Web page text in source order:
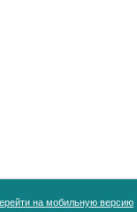
на мобильную версию